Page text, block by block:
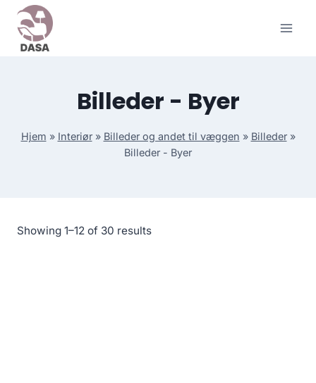
Skip
content
Billeder - Byer
Hjem » Interiør» Billeder og andet til væggen » Billeder»
Billeder - Byer
Showing 1–12 of 30 results